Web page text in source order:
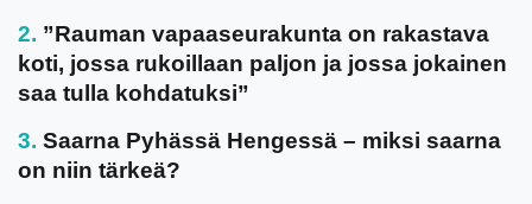
”Rauman vapaaseurakunta on rakastava
koti, jossa rukoillaan paljon ja jossa jokainen
saa tulla kohdatuksi”
Saarna Pyhässä Hengessä – miksi saarna
on niin tärkeä?